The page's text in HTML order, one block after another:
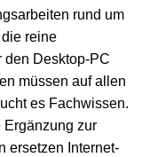
rund um
reine
den Desktop-PC
müssen auf allen
es Fachwissen.
Ergänzung zur
ersetzen Internet-